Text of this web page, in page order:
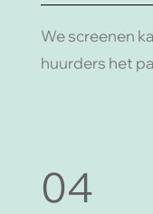
We screenen
huurders het
04